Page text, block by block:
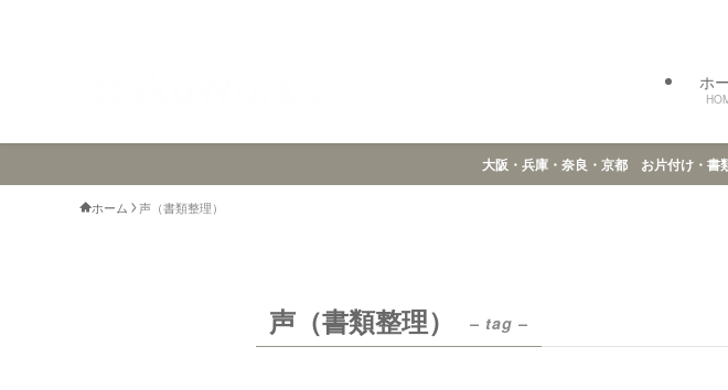
ホ
大阪・兵庫・奈良・京都 お片付け・書
ホーム 声（書類整理）
声（書類整理） – tag –